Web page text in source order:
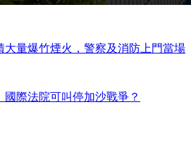
量爆竹煙火，警察及消防上門當場
際法院可叫停加沙戰爭？